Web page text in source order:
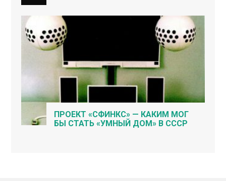
ПРОЕКТ «СФИНКС» — КАКИМ МОГ
БЫ СТАТЬ «УМНЫЙ ДОМ» В СССР